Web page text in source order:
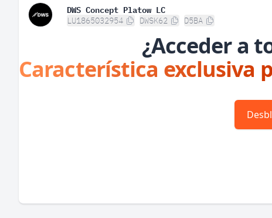
DWS Concept Platow LC
LU1865032954 DWSK62 D5BA
¿Acceder a
Característica exclusiva